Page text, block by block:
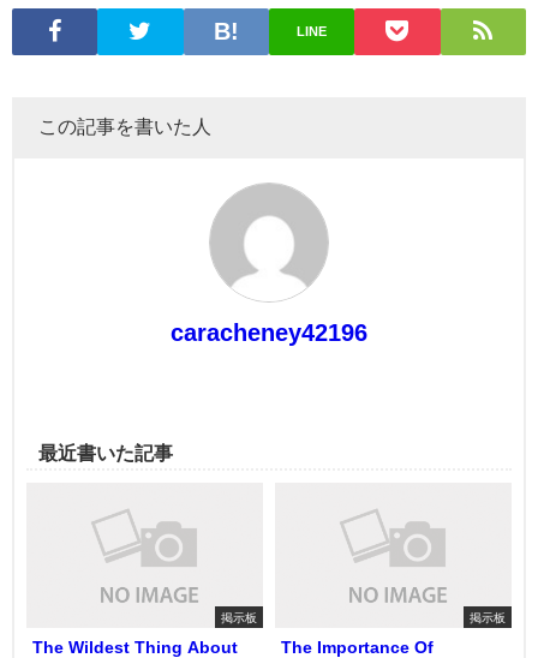
LINE
この記事を書いた人
caracheney42196
最近書いた記事
掲示板
The Wildest Thing About
掲示板
The Importance Of